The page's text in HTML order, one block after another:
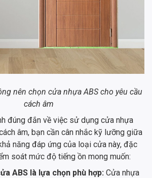
nên chọn cửa nhựa ABS cho yêu cầu
cách âm
đúng đắn về việc sử dụng cửa nhựa
âm, bạn cần cân nhắc kỹ lưỡng giữa
năng đáp ứng của loại cửa này, đặc
soát mức độ tiếng ồn mong muốn:
ABS là lựa chọn phù hợp: Cửa nhựa